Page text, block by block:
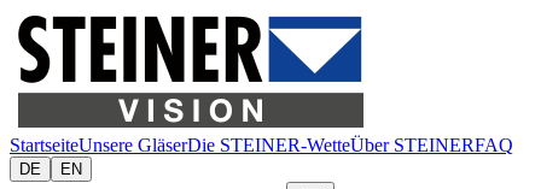
StartseiteUnsere GläserDie STEINER-WetteÜber STEINERFAQ
DE EN